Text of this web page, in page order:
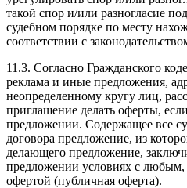
такой спор и/или разногласие
судебном порядке по месту
соответствии с
11.3. Согласно Гражданского
реклама и иные предложения,
неопределенному кругу лиц,
приглашение делать оферты,
предложении. Содержащее все
договора предложение, из
делающего предложение,
предложении условиях с любым,
офертой (публичная оферта).